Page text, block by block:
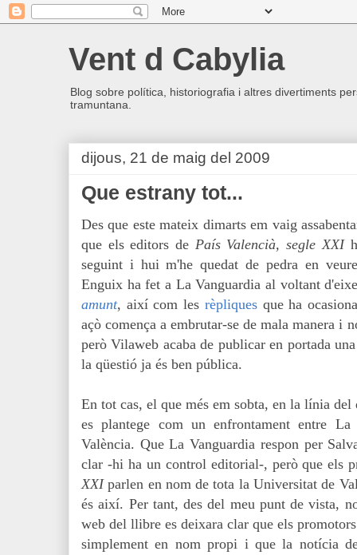
Vent d Cabylia
Blog sobre política, historiografia i altres divertiments
tramuntana.
dijous, 21 de maig del 2009
Que estrany tot...
Des que este mateix dimarts em vaig
que els editors de País Valencià, segle XXI
seguint i hui m'he quedat de pedra en
Enguix ha fet a La Vanguardia al voltant
amunt, així com les rèpliques que ha
açò comença a embrutar-se de mala manera i
però Vilaweb acaba de publicar en portada
la qüestió ja és ben pública.
En tot cas, el que més em sobta, en la línia
es plantege com un enfrontament entre
València. Que La Vanguardia respon per
clar -hi ha un control editorial-, però que els
XXIparlen en nom de tota la Universitat de
és així. Per tant, des del meu punt de vista,
web del llibre es deixara clar que els
simplement en nom propi i que la notícia